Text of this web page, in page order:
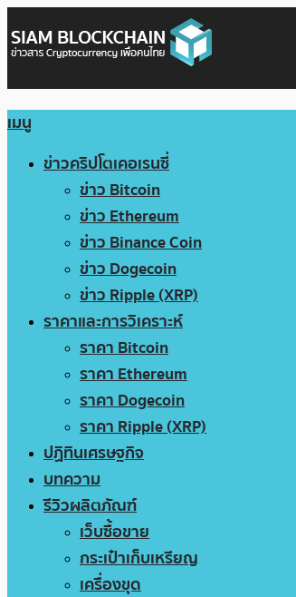
เมนู
ข่าวคริปโตเคอเรนซี่
ข่าว Bitcoin
ข่าว Ethereum
ข่าว Binance Coin
ข่าว Dogecoin
ข่าว Ripple (XRP)
ราคาและการวิเคราะห์
ราคา Bitcoin
ราคา Ethereum
ราคา Dogecoin
ราคา Ripple (XRP)
ปฏิทินเศรษฐกิจ
บทความ
รีวิวผลิตภัณฑ์
เว็บซื้อขาย
กระเป๋าเก็บเหรียญ
เครื่องขุด